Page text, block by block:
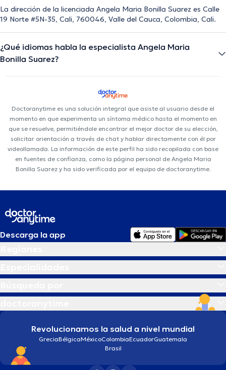
La dirección de la licenciada Angela Maria Bonilla Suarez es Calle
19 Norte #5N-35, Cali, 760046, Valle del Cauca, Colombia, Cali.
¿Qué idiomas habla la especialista Angela Maria
Bonilla Suarez?
Doctoranytime es una solución integral que asiste al usuario desde el
momento en que experimenta un síntoma médico hasta el momento en
que se resuelve, permitiéndole encontrar el mejor doctor de su elección,
solicitar orientación a través de chat y hablar directamente con él por
videollamada. La información de este perfil ha sido recopilada con base
en fuentes de confianza, como la página personal de Angela Maria
Bonilla Suarez y ha sido verificada por el equipo de doctoranytime.
Descarga la app
Revolucionamos la salud a nivel mundial
GreciaBélgicaMéxicoColombiaEcuadorGuatemala
Brasil